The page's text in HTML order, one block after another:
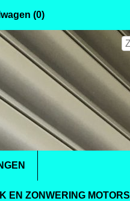
(0)
EN ZONWERING MOTORS